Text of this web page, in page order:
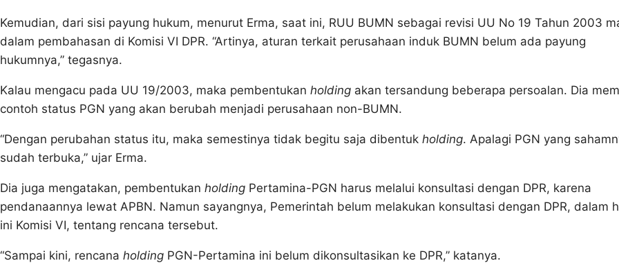
Kemudian, dari sisi payung hukum, menurut Erma, saat ini, RUU BUMN sebagai revisi UU No 19 Tahun 2003
dalam pembahasan di Komisi VI DPR. “Artinya, aturan terkait perusahaan induk BUMN belum ada payung
hukumnya,” tegasnya.
Kalau mengacu pada UU 19/2003, maka pembentukan holding akan tersandung beberapa persoalan. Dia
contoh status PGN yang akan berubah menjadi perusahaan non-BUMN.
“Dengan perubahan status itu, maka semestinya tidak begitu saja dibentuk holding. Apalagi PGN yang
sudah terbuka,” ujar Erma.
Dia juga mengatakan, pembentukan holding Pertamina-PGN harus melalui konsultasi dengan DPR, karena
pendanaannya lewat APBN. Namun sayangnya, Pemerintah belum melakukan konsultasi dengan DPR, dalam
ini Komisi VI, tentang rencana tersebut.
“Sampai kini, rencana holding PGN-Pertamina ini belum dikonsultasikan ke DPR,” katanya.